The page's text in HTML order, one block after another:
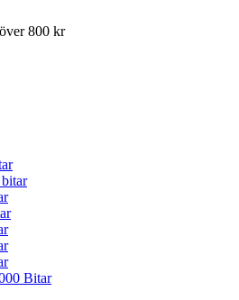
800 kr
Bitar